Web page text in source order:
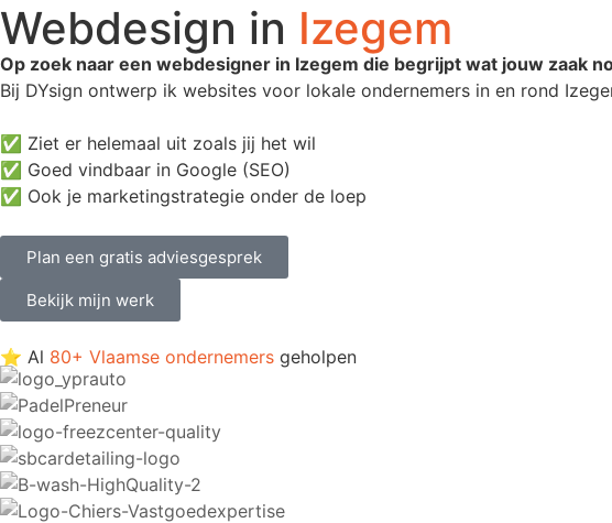
Webdesign in Izegem
Op zoek naar een webdesigner in Izegem die begrijpt wat jouw zaak
Bij DYsign ontwerp ik websites voor lokale ondernemers in en rond
✅ Ziet er helemaal uit zoals jij het wil
✅ Goed vindbaar in Google (SEO)
✅ Ook je marketingstrategie onder de loep
Plan een gratis adviesgesprek
Bekijk mijn werk
⭐ Al 80+ Vlaamse ondernemers geholpen